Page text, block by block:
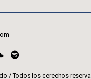
/ Todos los derechos